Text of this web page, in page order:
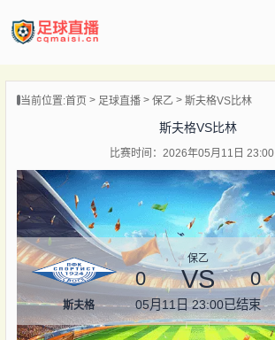
播
闻
当前位置:首页 足球直播 保乙 斯夫格VS比林
斯夫格VS比林
比赛时间：2026年05月11日 23:00
斯夫格
保乙
0 VS 0
05月11日 23:00已结束